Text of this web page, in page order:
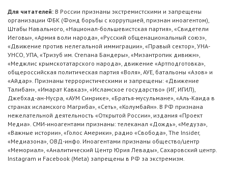
Для читателей: В России признаны экстремистскими и запрещены
организации ФБК (Фонд борьбы с коррупцией, признан иноагентом),
Штабы Навального, «Национал-большевистская партия», «Свидетели
Иеговы», «Армия воли народа», «Русский общенациональный союз»,
«Движение против нелегальной иммиграции», «Правый сектор», УНА-
УНСО, УПА, «Тризуб им. Степана Бандеры», «Мизантропик дивижн»,
«Меджлис крымскотатарского народа», движение «Артподготовка»,
общероссийская политическая партия «Воля», АУЕ, батальоны «Азов» и
«Айдар». Признаны террористическими и запрещены: «Движение
Талибан», «Имарат Кавказ», «Исламское государство» (ИГ, ИГИЛ),
Джебхад-ан-Нусра, «АУМ Синрике», «Братья-мусульмане», «Аль-Каида в
странах исламского Магриба», «Сеть», «Колумбайн». В РФ признана
нежелательной деятельность «Открытой России», издания «Проект
Медиа». СМИ-иноагентами признаны: телеканал «Дождь», «Медуза»,
«Важные истории», «Голос Америки», радио «Свобода», The Insider,
«Медиазона», ОВД-инфо. Иноагентами признаны общество/центр
«Мемориал», «Аналитический Центр Юрия Левады», Сахаровский центр.
Instagram и Facebook (Metа) запрещены в РФ за экстремизм.